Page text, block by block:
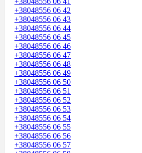
+38048556 06 42
+38048556 06 43
+38048556 06 44
+38048556 06 45
+38048556 06 46
+38048556 06 47
+38048556 06 48
+38048556 06 49
+38048556 06 50
+38048556 06 51
+38048556 06 52
+38048556 06 53
+38048556 06 54
+38048556 06 55
+38048556 06 56
+38048556 06 57